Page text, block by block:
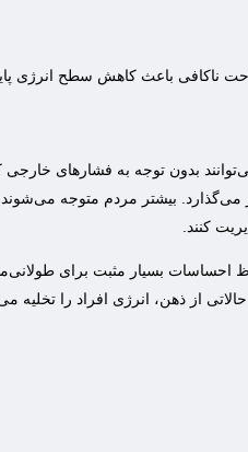
باعث کاهش سطح انرژی پایه
بدون توجه به فشارهای خارجی
می‌گذارد. بیشتر مردم متوجه
کنند.
احساسات بسیار مثبت برای
از ذهن، انرژی افراد را